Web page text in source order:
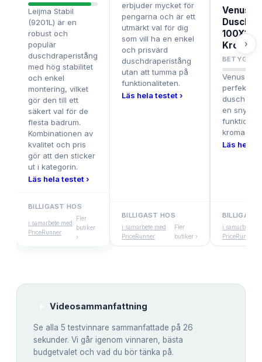
Leijma Stabil
(9201L) är en
robust och
populär
duschdraperistång
med hög stabilitet
och enkel
montering, vilket
gör den till ett
säkert val för de
flesta badrum.
Kombinationen av
kvalitet och pris
gör att den sticker
ut i kategorin.
Läs hela testet ›
BILLIGAST HOS
i samarbete med
PriceRunner
Fler
butiker
›
erbjuder mycket för
pengarna och är ett
utmärkt val för dig
som vill ha en enkel
och prisvärd
duschdraperistång
utan att tumma på
funktionaliteten.
Läs hela testet ›
BILLIGAST HOS
i samarbete med
PriceRunner
Fler
butiker ›
Venus
Krom
BETYG
Venus
perfekt
dusch i
en snygg
funktionell
kromad
Läs hela
BILLIGAST
i samarbete
PriceRunner
›
Videosammanfattning
Se alla 5 testvinnare sammanfattade på 26
sekunder. Vi går igenom vinnaren, bästa
budgetvalet och vad du bör tänka på.